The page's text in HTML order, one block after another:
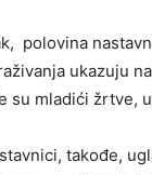
polovina
ukazuju
su mladići žrtve,
takođe,